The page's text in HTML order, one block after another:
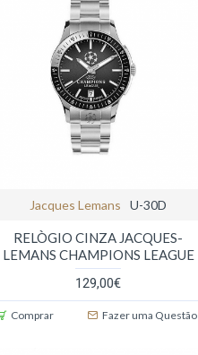
Jacques Lemans U-30D
RELÒGIO CINZA JACQUES-
LEMANS CHAMPIONS LEAGUE
129,00€
Comprar Fazer uma Questão